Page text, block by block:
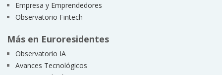
Empresa y Emprendedores
Observatorio Fintech
Más en Euroresidentes
Observatorio IA
Avances Tecnológicos